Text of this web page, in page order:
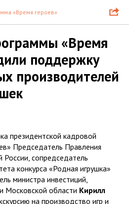
«Время героев»
«Время
поддержку
производителей
президентской кадровой
Председатель Правления
сопредседатель
конкурса «Родная игрушка»
министра инвестиций,
Московской области Кирилл
на производство игр и